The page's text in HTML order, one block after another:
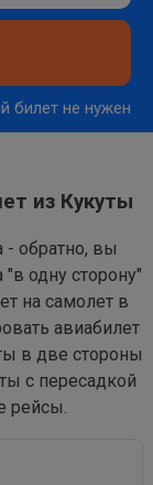
билет не нужен
из Кукуты
- обратно, вы
одну сторону"
на самолет в
авиабилет
в две стороны
с пересадкой
рейсы.